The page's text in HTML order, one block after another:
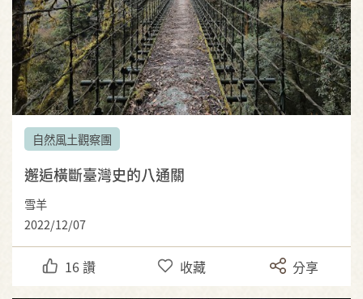
自然風土觀察團
邂逅橫斷臺灣史的八通關
雪羊
2022/12/07
16 讚 收藏 分享